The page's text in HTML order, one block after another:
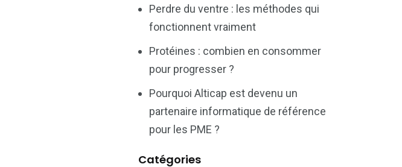
Perdre du ventre : les méthodes qui
fonctionnent vraiment
Protéines : combien en consommer
pour progresser ?
Pourquoi Alticap est devenu un
partenaire informatique de référence
pour les PME ?
Catégories